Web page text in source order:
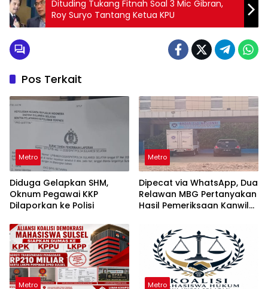
Dituding Tukang Fitnah Soal 3 Mic Gibran,
Roy Suryo Tantang Ketua KPU
Pos Terkait
Metro
Diduga Gelapkan SHM,
Oknum Pegawai KKP
Dilaporkan ke Polisi
Metro
Dipecat via WhatsApp, Dua
Relawan MBG Pertanyakan
Hasil Pemeriksaan Kanwil
Metro Metro